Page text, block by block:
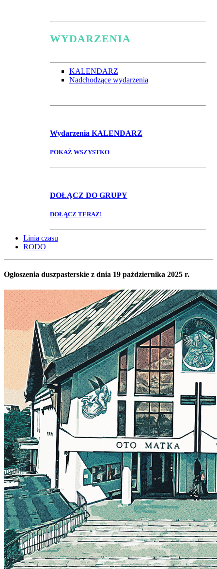
WYDARZENIA
KALENDARZ
Nadchodzące wydarzenia
Wydarzenia KALENDARZ
POKAŻ WSZYSTKO
DOŁĄCZ DO GRUPY
DOŁĄCZ TERAZ!
Linia czasu
RODO
Ogłoszenia duszpasterskie z dnia 19 października 2025 r.